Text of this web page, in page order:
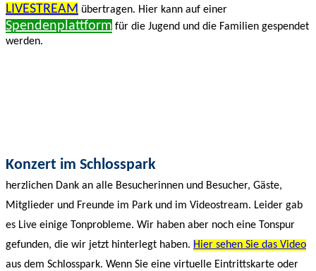
LIVESTREAM übertragen. Hier kann auf einer
Spendenplattform für die Jugend und die Familien gespendet
werden.
Konzert im Schlosspark
herzlichen Dank an alle Besucherinnen und Besucher, Gäste,
Mitglieder und Freunde im Park und im Videostream. Leider gab
es Live einige Tonprobleme. Wir haben aber noch eine Tonspur
gefunden, die wir jetzt hinterlegt haben. Hier sehen Sie das Video
aus dem Schlosspark. Wenn Sie eine virtuelle Eintrittskarte oder